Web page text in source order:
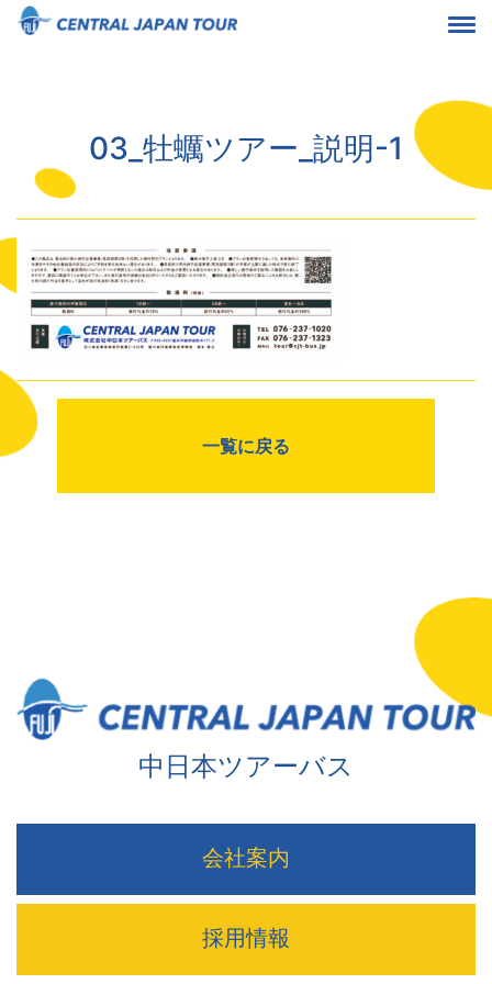
03_牡蠣ツアー_説明-1
一覧に戻る
中日本ツアーバス
会社案内
採用情報